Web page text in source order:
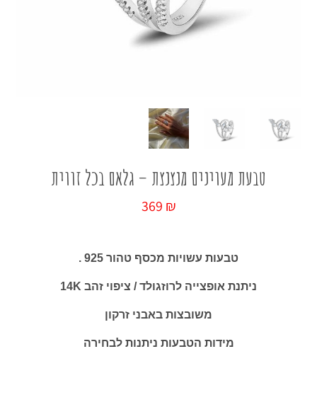
טבעת מעוינים מנצנצת – גלאם בכל זווית
369 ₪
טבעות עשויות מכסף טהור 925 .
ניתנת אופצייה לרוזגולד / ציפוי זהב 14K
משובצות באבני זרקון
מידות הטבעות ניתנות לבחירה